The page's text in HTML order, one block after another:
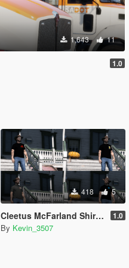
1,643 11
1.0
418 5
Cleetus McFarland Shirt Pack 1.0
By Kevin_3507